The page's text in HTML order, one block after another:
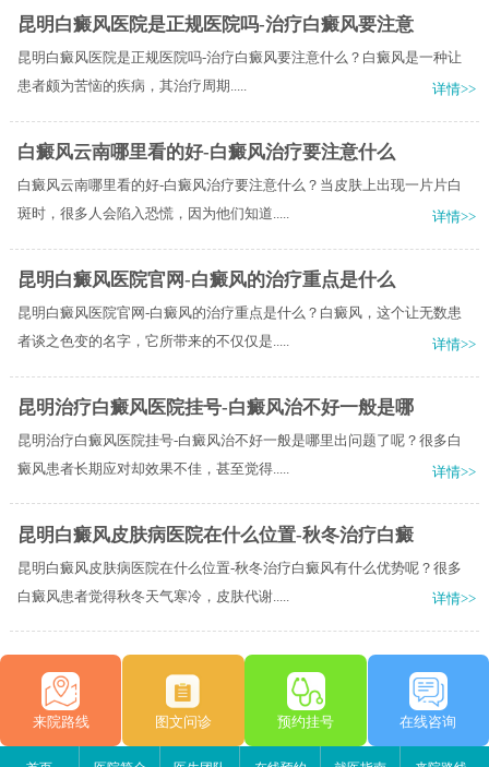
昆明白癜风医院是正规医院吗-治疗白癜风要注意
昆明白癜风医院是正规医院吗-治疗白癜风要注意什么？​白癜风是一种让
患者颇为苦恼的疾病，其治疗周期.....
详情>>
白癜风云南哪里看的好-白癜风治疗要注意什么
白癜风云南哪里看的好-白癜风治疗要注意什么？当皮肤上出现一片片白
斑时，很多人会陷入恐慌，因为他们知道.....
详情>>
昆明白癜风医院官网-白癜风的治疗重点是什么
昆明白癜风医院官网-白癜风的治疗重点是什么？白癜风，这个让无数患
者谈之色变的名字，它所带来的不仅仅是.....
详情>>
昆明治疗白癜风医院挂号-白癜风治不好一般是哪
昆明治疗白癜风医院挂号-白癜风治不好一般是哪里出问题了呢？很多白
癜风患者长期应对却效果不佳，甚至觉得.....
详情>>
昆明白癜风皮肤病医院在什么位置-秋冬治疗白癜
昆明白癜风皮肤病医院在什么位置-秋冬治疗白癜风有什么优势呢？很多
白癜风患者觉得秋冬天气寒冷，皮肤代谢.....
详情>>
来院路线 图文问诊 预约挂号 在线咨询